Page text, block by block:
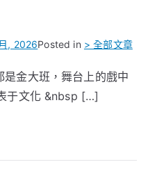
, 2026Posted in > 全部文章
是金大班，舞台上的戲中
于文化 &nbsp […]